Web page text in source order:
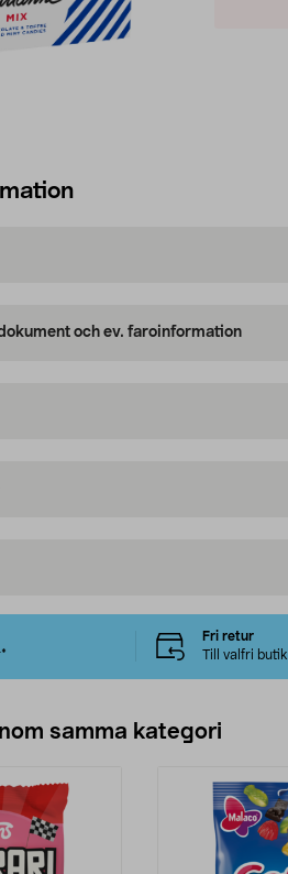
och ev. faroinformation
Fri retur
Till valfri butik
samma kategori